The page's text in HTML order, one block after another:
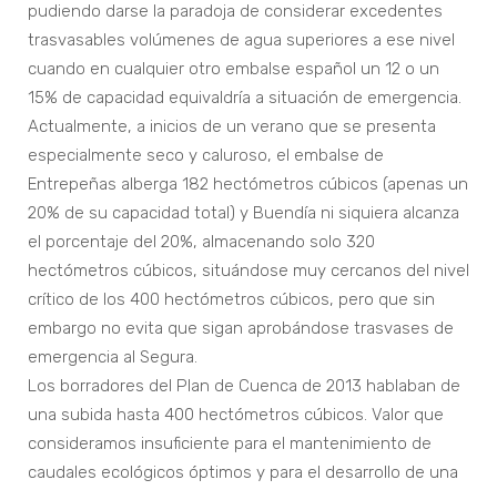
pudiendo darse la paradoja de considerar excedentes
trasvasables volúmenes de agua superiores a ese nivel
cuando en cualquier otro embalse español un 12 o un
15% de capacidad equivaldría a situación de emergencia.
Actualmente, a inicios de un verano que se presenta
especialmente seco y caluroso, el embalse de
Entrepeñas alberga 182 hectómetros cúbicos (apenas un
20% de su capacidad total) y Buendía ni siquiera alcanza
el porcentaje del 20%, almacenando solo 320
hectómetros cúbicos, situándose muy cercanos del nivel
crítico de los 400 hectómetros cúbicos, pero que sin
embargo no evita que sigan aprobándose trasvases de
emergencia al Segura.
Los borradores del Plan de Cuenca de 2013 hablaban de
una subida hasta 400 hectómetros cúbicos. Valor que
consideramos insuficiente para el mantenimiento de
caudales ecológicos óptimos y para el desarrollo de una